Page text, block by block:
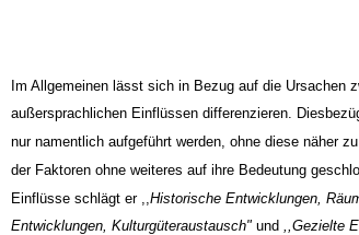
Im Allgemeinen lässt sich in Bezug auf die Ursachen
außersprachlichen Einflüssen differenzieren.
nur namentlich aufgeführt werden, ohne diese näher
der Faktoren ohne weiteres auf ihre Bedeutung
Einflüsse schlägt er ,, Historische Entwicklungen,
Entwicklungen, Kulturgüteraustausch" und ,,Gezielte